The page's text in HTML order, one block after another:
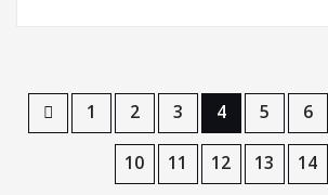
1 2 3 4 5 6
10 11 12 13 14